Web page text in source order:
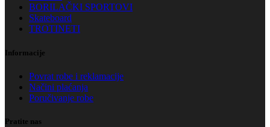
BORILAČKI SPORTOVI
Skateboard
TROTINETI
Informacije
Povrat robe i reklamacije
Načini plaćanja
Poručivanje robe
Pratite nas